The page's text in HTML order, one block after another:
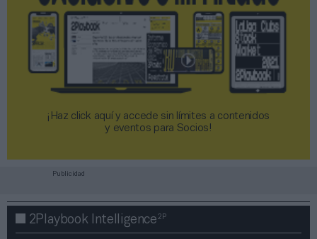
¡Haz click aquí y accede sin límites a contenidos
y eventos para Socios!​​​​​​​
Publicidad
2Playbook Intelligence2P